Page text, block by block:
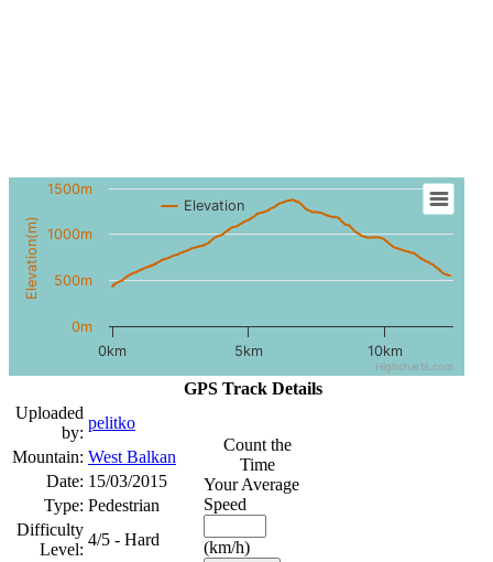
Elevation(m)
Elevation
0km 10km
5km
0m
500m
1000m
1500m
Highcharts.com
GPS Track Details
Uploaded
by:
pelitko
Count the
Time
Your Average
Speed
(km/h)
Mountain: West Balkan
Date: 15/03/2015
Type: Pedestrian
Difficulty
Level:
4/5 - Hard